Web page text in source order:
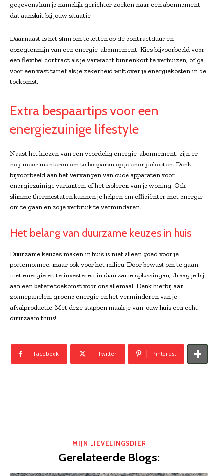
gegevens kun je namelijk gerichter zoeken naar een abonnement
dat aansluit bij jouw situatie.
Daarnaast is het slim om te letten op de contractduur en
opzegtermijn van een energie-abonnement. Kies bijvoorbeeld voor
een flexibel contract als je verwacht binnenkort te verhuizen, of ga
voor een vast tarief als je zekerheid wilt over je energiekosten in de
toekomst.
Extra bespaartips voor een
energiezuinige lifestyle
Naast het kiezen van een voordelig energie-abonnement, zijn er
nog meer manieren om te besparen op je energiekosten. Denk
bijvoorbeeld aan het vervangen van oude apparaten voor
energiezuinige varianten, of het isoleren van je woning. Ook
slimme thermostaten kunnen je helpen om efficiënter met energie
om te gaan en zo je verbruik te verminderen.
Het belang van duurzame keuzes in huis
Duurzame keuzes maken in huis is niet alleen goed voor je
portemonnee, maar ook voor het milieu. Door bewust om te gaan
met energie en te investeren in duurzame oplossingen, draag je bij
aan een betere toekomst voor ons allemaal. Denk hierbij aan
zonnepanelen, groene energie en het verminderen van je
afvalproductie. Met deze stappen maak je van jouw huis een echt
duurzaam thuis!
Facebook Twitter Pinterest
MIJN LIEVELINGSDIER
Gerelateerde Blogs: